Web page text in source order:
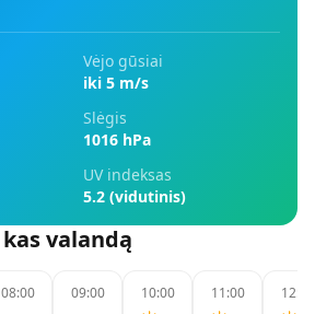
Vėjo gūsiai
iki 5 m/s
Slėgis
1016 hPa
UV indeksas
5.2 (vidutinis)
kas valandą
08:00 09:00 10:00 11:00 12:00